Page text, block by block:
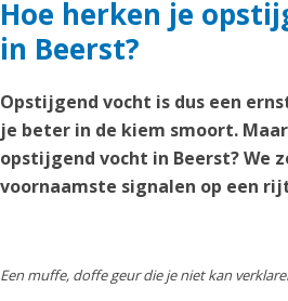
Hoe herken je
in Beerst?
Opstijgend vocht is dus een
je beter in de kiem smoort.
opstijgend vocht in Beerst? We
voornaamste signalen op een
Een muffe, doffe geur die je niet kan